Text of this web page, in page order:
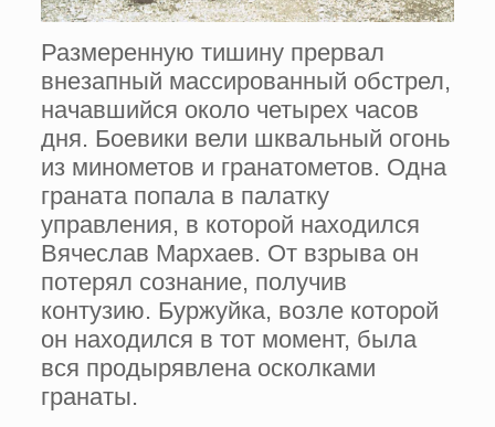
Размеренную тишину прервал
внезапный массированный обстрел,
начавшийся около четырех часов
дня. Боевики вели шквальный огонь
из минометов и гранатометов. Одна
граната попала в палатку
управления, в которой находился
Вячеслав Мархаев. От взрыва он
потерял сознание, получив
контузию. Буржуйка, возле которой
он находился в тот момент, была
вся продырявлена осколками
гранаты.